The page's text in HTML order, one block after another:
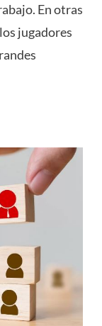
En otras
jugadores